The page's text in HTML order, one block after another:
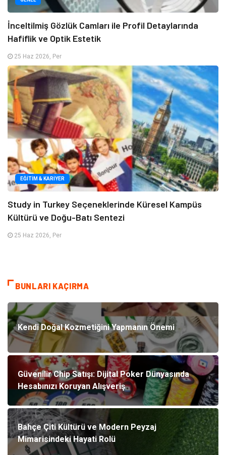
İnceltilmiş Gözlük Camları ile Profil Detaylarında
Hafiflik ve Optik Estetik
25 Haz 2026, Per
EĞITIM & KARIYER
Study in Turkey Seçeneklerinde Küresel Kampüs
Kültürü ve Doğu-Batı Sentezi
25 Haz 2026, Per
BUNLARI KAÇIRMA
Kendi Doğal Kozmetiğini Yapmanın Önemi
Güvenilir Chip Satışı: Dijital Poker Dünyasında
Hesabınızı Koruyan Alışveriş
Bahçe Çiti Kültürü ve Modern Peyzaj
Mimarisindeki Hayati Rolü